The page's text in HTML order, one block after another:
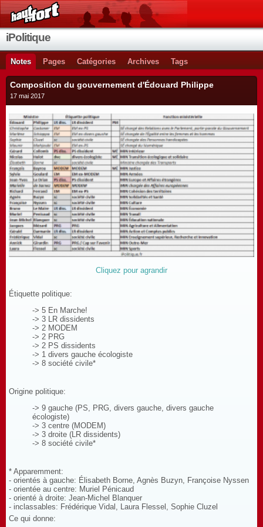
iPolitique
Notes Pages Catégories Archives Tags
Composition du gouvernement d'Édouard Philippe
17 mai 2017
Cliquez pour agrandir
Étiquette politique:
-> 5 En Marche!
-> 3 LR dissidents
-> 2 MODEM
-> 2 PRG
-> 2 PS dissidents
-> 1 divers gauche écologiste
-> 8 société civile*
Origine politique:
-> 9 gauche (PS, PRG, divers gauche, divers gauche
écologiste)
-> 3 centre (MODEM)
-> 3 droite (LR dissidents)
-> 8 société civile*
* Apparemment:
- orientés à gauche: Élisabeth Borne, Agnès Buzyn, Françoise Nyssen
- orientée au centre: Muriel Pénicaud
- orienté à droite: Jean-Michel Blanquer
- inclassables: Frédérique Vidal, Laura Flessel, Sophie Cluzel
Ce qui donne: